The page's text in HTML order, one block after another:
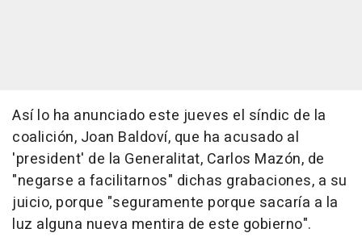
Así lo ha anunciado este jueves el síndic de la
coalición, Joan Baldoví, que ha acusado al
'president' de la Generalitat, Carlos Mazón, de
"negarse a facilitarnos" dichas grabaciones, a su
juicio, porque "seguramente porque sacaría a la
luz alguna nueva mentira de este gobierno".